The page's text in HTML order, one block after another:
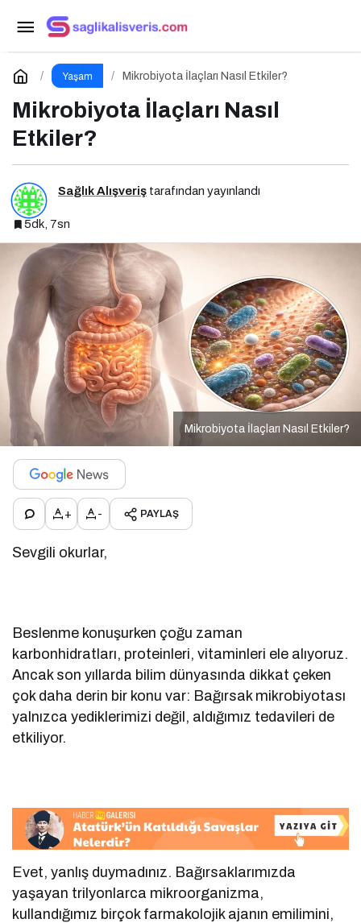
Yaşam Mikrobiyota İlaçları Nasıl Etkiler?
Mikrobiyota İlaçları Nasıl
Etkiler?
Sağlık Alışveriş tarafından yayınlandı
5dk, 7sn
Mikrobiyota İlaçları Nasıl Etkiler?
+ - PAYLAŞ
Sevgili okurlar,
Beslenme konuşurken çoğu zaman
karbonhidratları, proteinleri, vitaminleri ele alıyoruz.
Ancak son yıllarda bilim dünyasında dikkat çeken
çok daha derin bir konu var: Bağırsak mikrobiyotası
yalnızca yediklerimizi değil, aldığımız tedavileri de
etkiliyor.
Evet, yanlış duymadınız. Bağırsaklarımızda
yaşayan trilyonlarca mikroorganizma,
kullandığımız birçok farmakolojik ajanın emilimini,
Kurumsal Sosyal Sorumluluk Nedir? Niye
Önemlidir? Kurumsal Sosyal Sorumluluk Nasıl Yapılır?
Yorum Yap